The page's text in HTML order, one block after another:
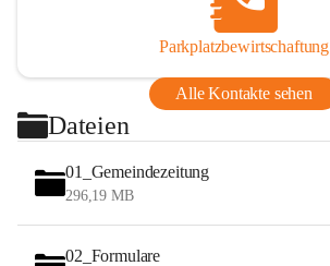
Parkplatzbewirtschaftung
Alle Kontakte sehen
Dateien
01_Gemeindezeitung
296,19 MB
02_Formulare